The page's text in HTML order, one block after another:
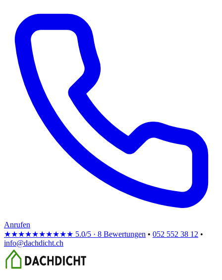
Anrufen
★★★★★★★★★★ 5.0/5 · 8 Bewertungen • 052 552 38 12 •
info@dachdicht.ch